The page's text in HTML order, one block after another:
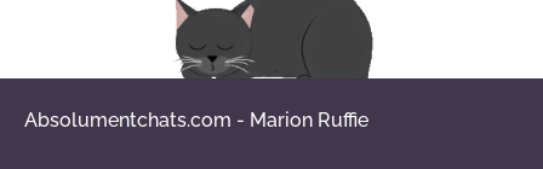
Absolumentchats.com - Marion Ruffie